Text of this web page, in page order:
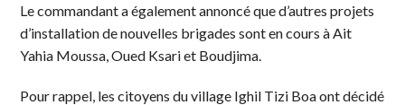
Le commandant a également annoncé que d’autres projets
d’installation de nouvelles brigades sont en cours à Ait
Yahia Moussa, Oued Ksari et Boudjima.
Pour rappel, les citoyens du village Ighil Tizi Boa ont décidé